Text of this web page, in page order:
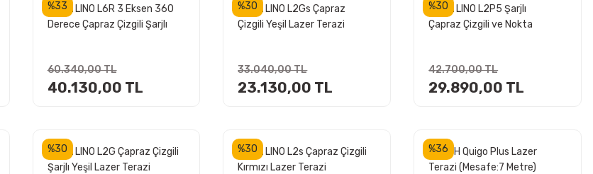
%33
LEICA LINO L6R 3 Eksen 360
Derece Çapraz Çizgili Şarjlı
60.340,00 TL
40.130,00 TL
%30
LEICA LINO L2Gs Çapraz
Çizgili Yeşil Lazer Terazi
33.040,00 TL
23.130,00 TL
%30
LEICA LINO L2P5 Şarjlı
Çapraz Çizgili ve Nokta
42.700,00 TL
29.890,00 TL
%30
LEICA LINO L2G Çapraz Çizgili
Şarjlı Yeşil Lazer Terazi
%30
LEICA LINO L2s Çapraz Çizgili
Kırmızı Lazer Terazi
%36
BOSCH Quigo Plus Lazer
Terazi (Mesafe:7 Metre)